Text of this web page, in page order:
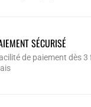
SÉCURISÉ
de paiement dès 3